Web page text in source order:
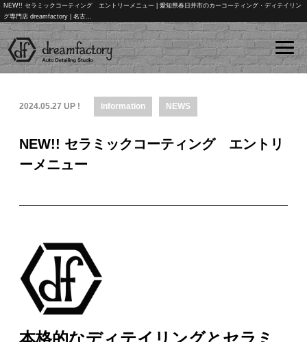
NEW!! セラミックコーティング エントリーメニュー | 愛知県春日井市のカーコーティング・ディテイリン
グ専門店 dreamfactory | 名古…
2024.05.27 UP ! information NEWS
NEW!! セラミックコーティング エントリ
ーメニュー